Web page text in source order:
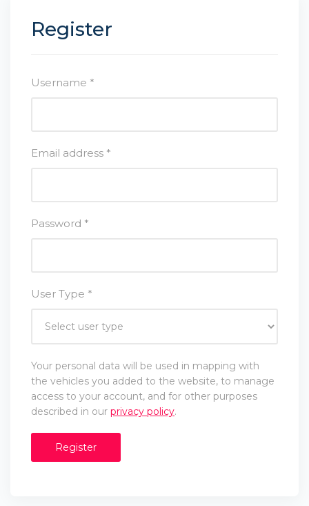
Register
Username *
Email address *
Password *
User Type *
Your personal data will be used in mapping with
the vehicles you added to the website, to manage
access to your account, and for other purposes
described in our privacy policy.
Register